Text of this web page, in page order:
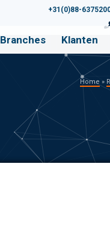
+31(0)88-
Branches Klanten
Home »